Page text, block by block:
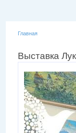
Главная
Выставка